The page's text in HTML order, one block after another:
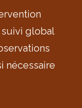
suivi global
nécessaire